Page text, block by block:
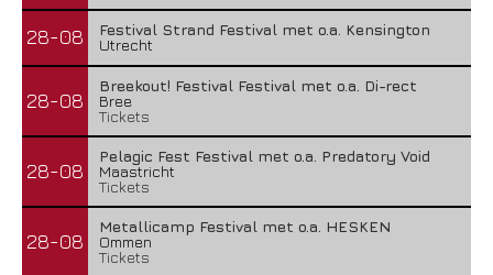
28-08
Festival Strand Festival met o.a. Kensington
Utrecht
28-08
Breekout! Festival Festival met o.a. Di-rect
Bree
Tickets
28-08
Pelagic Fest Festival met o.a. Predatory Void
Maastricht
Tickets
28-08
Metallicamp Festival met o.a. HESKEN
Ommen
Tickets